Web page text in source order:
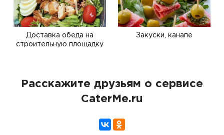
Доставка обеда на
строительную площадку
Закуски, канапе
Расскажите друзьям о сервисе
CaterMe.ru